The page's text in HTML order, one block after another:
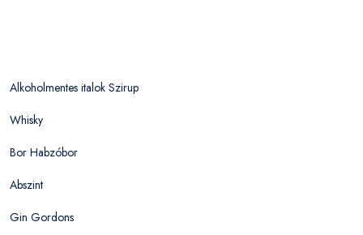
Alkoholmentes italok Szirup
Whisky
Bor Habzóbor
Abszint
Gin Gordons